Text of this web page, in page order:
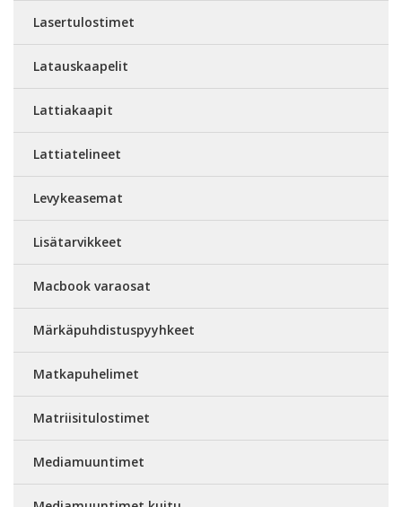
Lasertulostimet
Latauskaapelit
Lattiakaapit
Lattiatelineet
Levykeasemat
Lisätarvikkeet
Macbook varaosat
Märkäpuhdistuspyyhkeet
Matkapuhelimet
Matriisitulostimet
Mediamuuntimet